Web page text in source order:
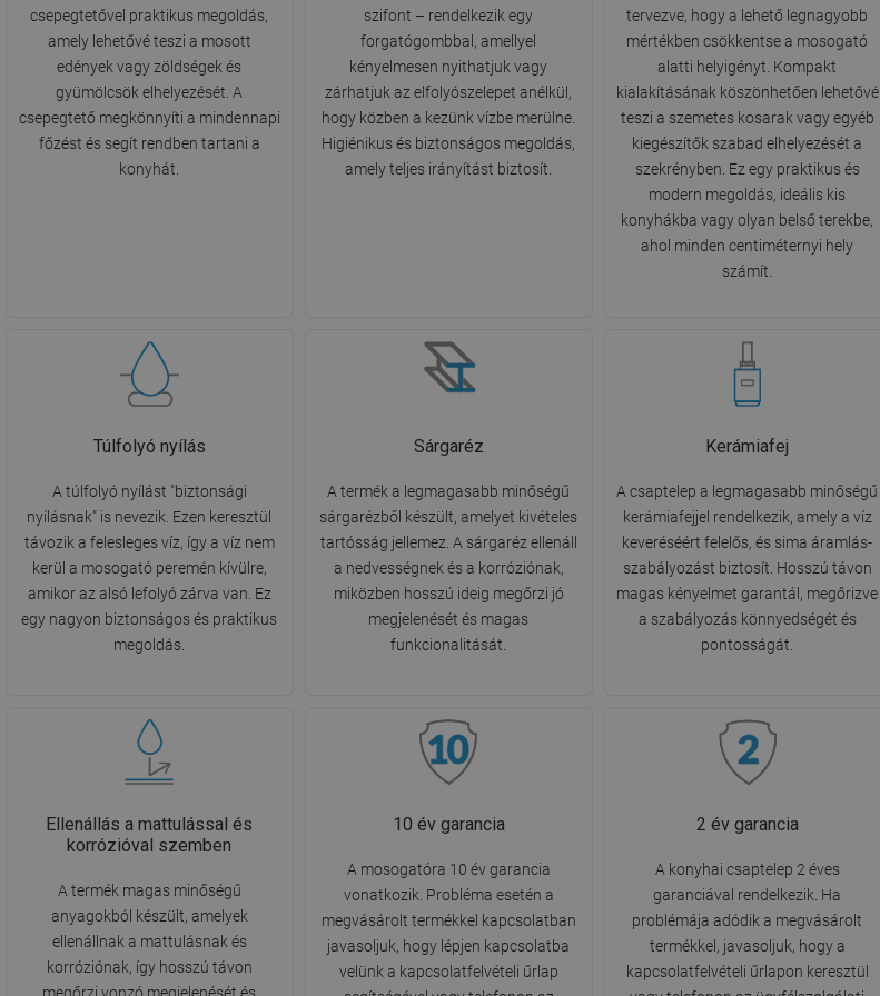
csepegtetővel praktikus megoldás,
amely lehetővé teszi a mosott
edények vagy zöldségek és
gyümölcsök elhelyezését. A
csepegtető megkönnyíti a mindennapi
főzést és segít rendben tartani a
konyhát.
szifont – rendelkezik egy
forgatógombbal, amellyel
kényelmesen nyithatjuk vagy
zárhatjuk az elfolyószelepet anélkül,
hogy közben a kezünk vízbe merülne.
Higiénikus és biztonságos megoldás,
amely teljes irányítást biztosít.
tervezve, hogy a lehető legnagyobb
mértékben csökkentse a mosogató
alatti helyigényt. Kompakt
kialakításának köszönhetően lehetővé
teszi a szemetes kosarak vagy egyéb
kiegészítők szabad elhelyezését a
szekrényben. Ez egy praktikus és
modern megoldás, ideális kis
konyhákba vagy olyan belső terekbe,
ahol minden centiméternyi hely
számít.
Túlfolyó nyílás
A túlfolyó nyílást "biztonsági
nyílásnak" is nevezik. Ezen keresztül
távozik a felesleges víz, így a víz nem
kerül a mosogató peremén kívülre,
amikor az alsó lefolyó zárva van. Ez
egy nagyon biztonságos és praktikus
megoldás.
Sárgaréz
A termék a legmagasabb minőségű
sárgarézből készült, amelyet kivételes
tartósság jellemez. A sárgaréz ellenáll
a nedvességnek és a korróziónak,
miközben hosszú ideig megőrzi jó
megjelenését és magas
funkcionalitását.
Kerámiafej
A csaptelep a legmagasabb minőségű
kerámiafejjel rendelkezik, amely a víz
keveréséért felelős, és sima áramlás-
szabályozást biztosít. Hosszú távon
magas kényelmet garantál, megőrizve
a szabályozás könnyedségét és
pontosságát.
Ellenállás a mattulással és
korrózióval szemben
A termék magas minőségű
anyagokból készült, amelyek
ellenállnak a mattulásnak és
korróziónak, így hosszú távon
10 év garancia
A mosogatóra 10 év garancia
vonatkozik. Probléma esetén a
megvásárolt termékkel kapcsolatban
javasoljuk, hogy lépjen kapcsolatba
velünk a kapcsolatfelvételi űrlap
2 év garancia
A konyhai csaptelep 2 éves
garanciával rendelkezik. Ha
problémája adódik a megvásárolt
termékkel, javasoljuk, hogy a
kapcsolatfelvételi űrlapon keresztül